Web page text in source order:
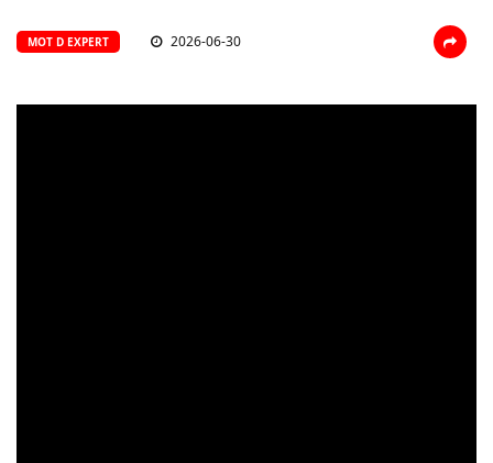
MOT D EXPERT 2026-06-30